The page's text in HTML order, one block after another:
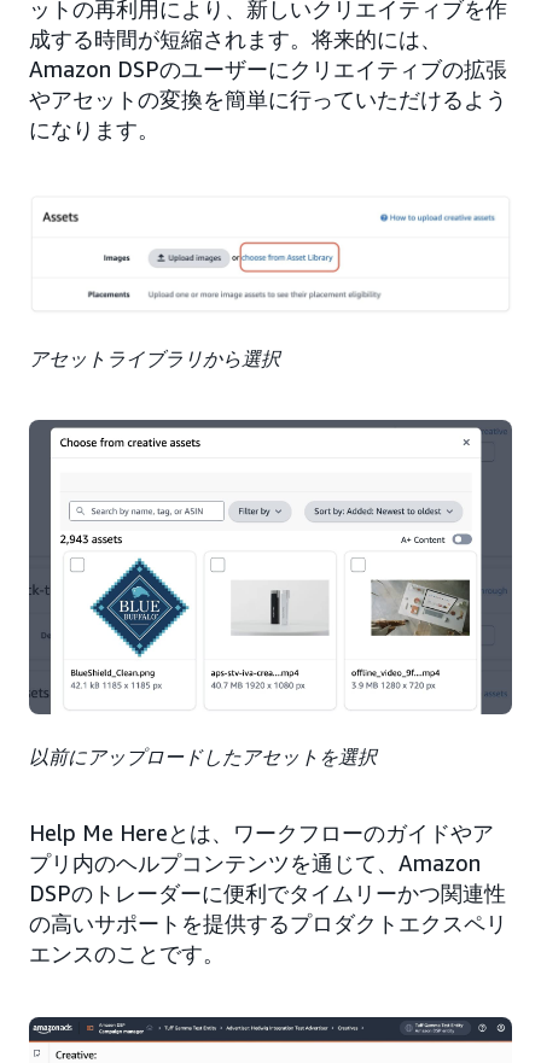
ットの再利用により、新しいクリエイティブを作
成する時間が短縮されます。将来的には、
Amazon DSPのユーザーにクリエイティブの拡張
やアセットの変換を簡単に行っていただけるよう
になります。
アセットライブラリから選択
以前にアップロードしたアセットを選択
Help Me Hereとは、ワークフローのガイドやア
プリ内のヘルプコンテンツを通じて、Amazon
DSPのトレーダーに便利でタイムリーかつ関連性
の高いサポートを提供するプロダクトエクスペリ
エンスのことです。